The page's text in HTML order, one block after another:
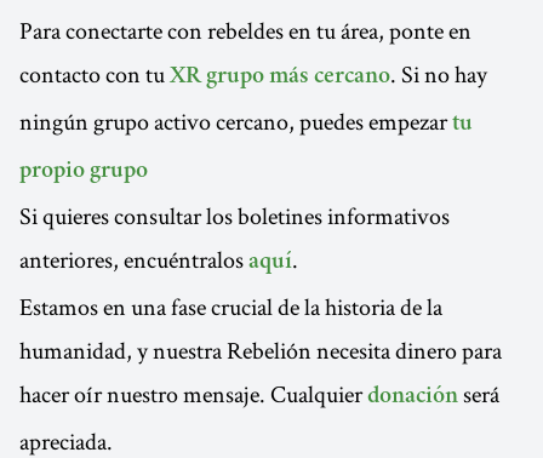
Para conectarte con rebeldes en tu área, ponte en
contacto con tu XR grupo más cercano. Si no hay
ningún grupo activo cercano, puedes empezartu
propio grupo
Si quieres consultar los boletines informativos
anteriores, encuéntralos aquí.
Estamos en una fase crucial de la historia de la
humanidad, y nuestra Rebelión necesita dinero para
hacer oír nuestro mensaje. Cualquierdonación será
apreciada.